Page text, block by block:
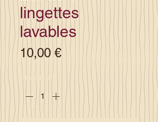
lingettes
lavables
10,00 €Prix
Quantité *